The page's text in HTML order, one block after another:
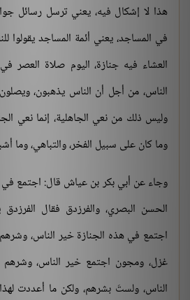
هذا لا إشكال فيه، يعني ترسل رسائل
في المساجد، يعني أئمة المساجد يقولوا
العشاء فيه جنازة، اليوم صلاة العصر
الناس، من أجل أن الناس يذهبون،
وليس ذلك من نعي الجاهلية، إنما نعي
وما كان على سبيل الفخر، والتباهي، وما
وجاء عن أبي بكر بن عياش قال: اجتمع في
الحسن البصري، والفرزدق فقال
اجتمع في هذه الجنازة خير الناس،
غزل، ومجون اجتمع خير الناس،
الناس، ولستَ بشرهم، ولكن ما أعددت